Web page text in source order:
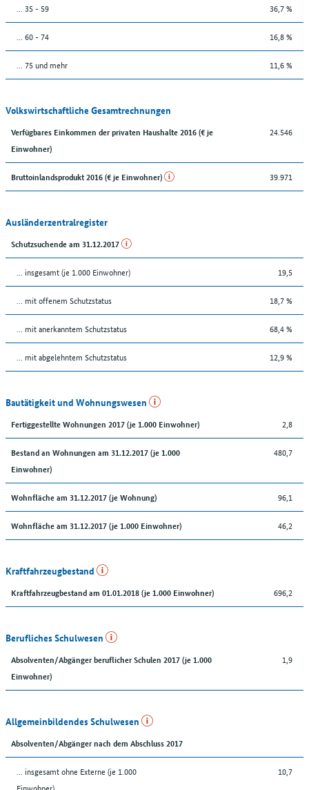
... 35 - 59 36,7 %
... 60 - 74 16,8 %
... 75 und mehr 11,6 %
Volkswirtschaftliche Gesamtrechnungen
Verfügbares Einkommen der privaten Haushalte 2016 (€ je
Einwohner)
24.546
Bruttoinlandsprodukt 2016 (€ je Einwohner) 39.971
Ausländerzentralregister
Schutzsuchende am 31.12.2017
... insgesamt (je 1.000 Einwohner) 19,5
… mit offenem Schutzstatus 18,7 %
... mit anerkanntem Schutzstatus 68,4 %
... mit abgelehntem Schutzstatus 12,9 %
Bautätigkeit und Wohnungswesen
Fertiggestellte Wohnungen 2017 (je 1.000 Einwohner) 2,8
Bestand an Wohnungen am 31.12.2017 (je 1.000
Einwohner)
480,7
Wohnfläche am 31.12.2017 (je Wohnung) 96,1
Wohnfläche am 31.12.2017 (je 1.000 Einwohner) 46,2
Kraftfahrzeugbestand
Kraftfahrzeugbestand am 01.01.2018 (je 1.000 Einwohner) 696,2
Berufliches Schulwesen
Absolventen/Abgänger beruflicher Schulen 2017 (je 1.000
Einwohner)
1,9
Allgemeinbildendes Schulwesen
Absolventen/Abgänger nach dem Abschluss 2017
... insgesamt ohne Externe (je 1.000
Einwohner)
10,7